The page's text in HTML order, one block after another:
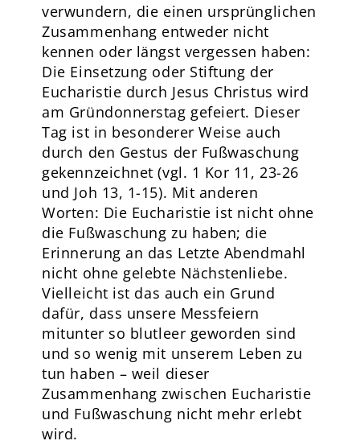
verwundern, die einen ursprünglichen
Zusammenhang entweder nicht
kennen oder längst vergessen haben:
Die Einsetzung oder Stiftung der
Eucharistie durch Jesus Christus wird
am Gründonnerstag gefeiert. Dieser
Tag ist in besonderer Weise auch
durch den Gestus der Fußwaschung
gekennzeichnet (vgl. 1 Kor 11, 23-26
und Joh 13, 1-15). Mit anderen
Worten: Die Eucharistie ist nicht ohne
die Fußwaschung zu haben; die
Erinnerung an das Letzte Abendmahl
nicht ohne gelebte Nächstenliebe.
Vielleicht ist das auch ein Grund
dafür, dass unsere Messfeiern
mitunter so blutleer geworden sind
und so wenig mit unserem Leben zu
tun haben – weil dieser
Zusammenhang zwischen Eucharistie
und Fußwaschung nicht mehr erlebt
wird.